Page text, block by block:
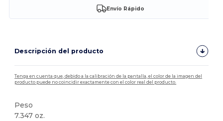
Envío Rápido
Descripción del producto
Tenga en cuenta que, debido a la calibración de la pantalla, el color de la imagen del
producto puede no coincidir exactamente con el color real del producto.
Peso
7.347 oz.